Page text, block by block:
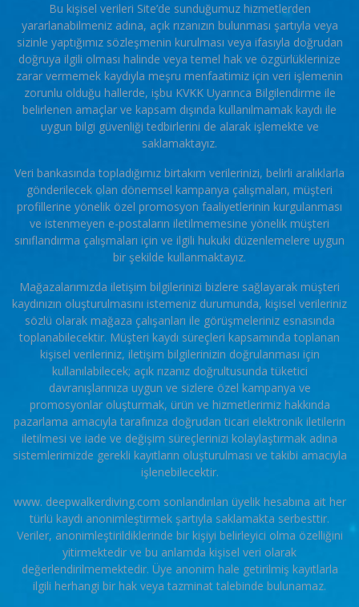
Bu kişisel verileri Site’de sunduğumuz hizmetlerden
yararlanabilmeniz adına, açık rızanızın bulunması şartıyla veya
sizinle yaptığımız sözleşmenin kurulması veya ifasıyla doğrudan
doğruya ilgili olması halinde veya temel hak ve özgürlüklerinize
zarar vermemek kaydıyla meşru menfaatimiz için veri işlemenin
zorunlu olduğu hallerde, işbu KVKK Uyarınca Bilgilendirme ile
belirlenen amaçlar ve kapsam dışında kullanılmamak kaydı ile
uygun bilgi güvenliği tedbirlerini de alarak işlemekte ve
saklamaktayız.
Veri bankasında topladığımız birtakım verilerinizi, belirli aralıklarla
gönderilecek olan dönemsel kampanya çalışmaları, müşteri
profillerine yönelik özel promosyon faaliyetlerinin kurgulanması
ve istenmeyen e-postaların iletilmemesine yönelik müşteri
sınıflandırma çalışmaları için ve ilgili hukuki düzenlemelere uygun
bir şekilde kullanmaktayız.
Mağazalarımızda iletişim bilgilerinizi bizlere sağlayarak müşteri
kaydınızın oluşturulmasını istemeniz durumunda, kişisel verileriniz
sözlü olarak mağaza çalışanları ile görüşmeleriniz esnasında
toplanabilecektir. Müşteri kaydı süreçleri kapsamında toplanan
kişisel verileriniz, iletişim bilgilerinizin doğrulanması için
kullanılabilecek; açık rızanız doğrultusunda tüketici
davranışlarınıza uygun ve sizlere özel kampanya ve
promosyonlar oluşturmak, ürün ve hizmetlerimiz hakkında
pazarlama amacıyla tarafınıza doğrudan ticari elektronik iletilerin
iletilmesi ve iade ve değişim süreçlerinizi kolaylaştırmak adına
sistemlerimizde gerekli kayıtların oluşturulması ve takibi amacıyla
işlenebilecektir.
www. deepwalkerdiving.com sonlandırılan üyelik hesabına ait her
türlü kaydı anonimleştirmek şartıyla saklamakta serbesttir.
Veriler, anonimleştirildiklerinde bir kişiyi belirleyici olma özelliğini
yitirmektedir ve bu anlamda kişisel veri olarak
değerlendirilmemektedir. Üye anonim hale getirilmiş kayıtlarla
ilgili herhangi bir hak veya tazminat talebinde bulunamaz.